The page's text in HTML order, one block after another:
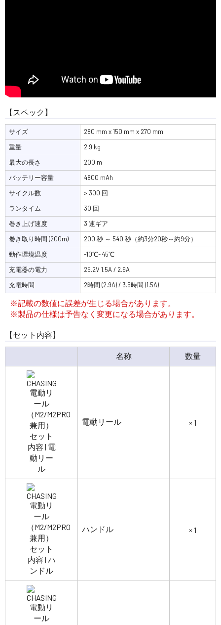
【スペック】
サイズ
280 mm x 150 mm x 270 mm
重量
2.9 kg
最大の長さ
200 m
バッテリー容量
4800 mAh
サイクル数
> 300 回
ランタイム
30 回
巻き上げ速度
3 速ギア
巻き取り時間 (200m)
200 秒 ～ 540 秒（約3分20秒～約9分）
動作環境温度
-10℃~45℃
充電器の電力
25.2V 1.5A / 2.9A
充電時間
2時間 (2.9A) / 3.5時間 (1.5A)
※記載の数値に誤差が生じる場合があります。
※製品の仕様は予告なく変更になる場合があります。
【セット内容】
名称 数量
電動リール × 1
ハンドル × 1